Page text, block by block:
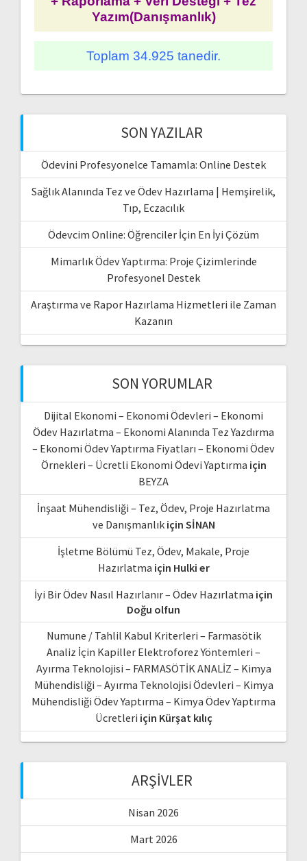
Yazım(Danışmanlık)
Toplam 34.925 tanedir.
SON YAZILAR
Ödevini Profesyonelce Tamamla: Online Destek
Sağlık Alanında Tez ve Ödev Hazırlama | Hemşirelik,
Tıp, Eczacılık
Ödevcim Online: Öğrenciler İçin En İyi Çözüm
Mimarlık Ödev Yaptırma: Proje Çizimlerinde
Profesyonel Destek
Araştırma ve Rapor Hazırlama Hizmetleri ile Zaman
Kazanın
SON YORUMLAR
Dijital Ekonomi – Ekonomi Ödevleri – Ekonomi
Ödev Hazırlatma – Ekonomi Alanında Tez Yazdırma
– Ekonomi Ödev Yaptırma Fiyatları – Ekonomi Ödev
Örnekleri – Ücretli Ekonomi Ödevi Yaptırma için
BEYZA
İnşaat Mühendisliği – Tez, Ödev, Proje Hazırlatma
ve Danışmanlıkiçin SİNAN
İşletme Bölümü Tez, Ödev, Makale, Proje
Hazırlatma için Hulki er
İyi Bir Ödev Nasıl Hazırlanır – Ödev Hazırlatma için
Doğu olfun
Numune / Tahlil Kabul Kriterleri – Farmasötik
Analiz İçin Kapiller Elektroforez Yöntemleri –
Ayırma Teknolojisi – FARMASÖTİK ANALİZ – Kimya
Mühendisliği – Ayırma Teknolojisi Ödevleri – Kimya
Mühendisliği Ödev Yaptırma – Kimya Ödev Yaptırma
Ücretleri için Kürşat kılıç
ARŞIVLER
Nisan 2026
Mart 2026